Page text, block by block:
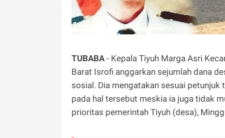
TUBABA - Kepala Tiyuh Marga Asri
Barat Isrofi anggarkan sejumlah dana
sosial. Dia mengatakan sesuai
pada hal tersebut meskia ia juga tidak
prioritas pemerintah Tiyuh (desa),